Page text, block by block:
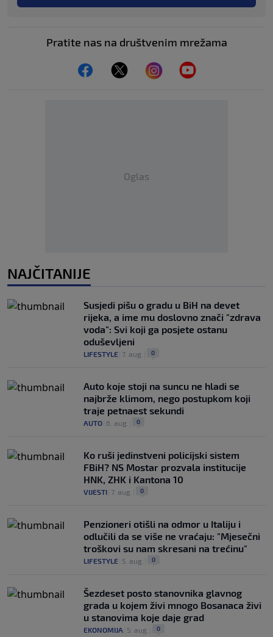
Pratite nas na društvenim mrežama
Oglas
NAJČITANIJE
Susjedi pišu o gradu u BiH na devet
rijeka, a ime mu doslovno znači "zdrava
voda": Svi koji ga posjete ostanu
oduševljeni
LIFESTYLE 7. aug. 0
Auto koje stoji na suncu ne hladi se
najbrže klimom, nego postupkom koji
traje petnaest sekundi
AUTO 6. aug. 0
Ko ruši jedinstveni policijski sistem
FBiH? NS Mostar prozvala institucije
HNK, ZHK i Kantona 10
VIJESTI 7. aug. 0
Penzioneri otišli na odmor u Italiju i
odlučili da se više ne vraćaju: "Mjesečni
troškovi su nam skresani na trećinu"
LIFESTYLE 5. aug. 0
Šezdeset posto stanovnika glavnog
grada u kojem živi mnogo Bosanaca živi
u stanovima koje daje grad
EKONOMIJA 5. aug. 0